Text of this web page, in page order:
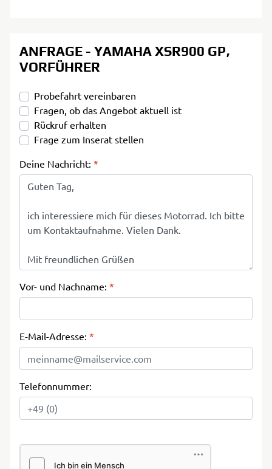
ANFRAGE - YAMAHA XSR900 GP,
VORFÜHRER
Probefahrt vereinbaren
Fragen, ob das Angebot aktuell ist
Rückruf erhalten
Frage zum Inserat stellen
Deine Nachricht: *
Vor- und Nachname: *
E-Mail-Adresse: *
Telefonnummer: